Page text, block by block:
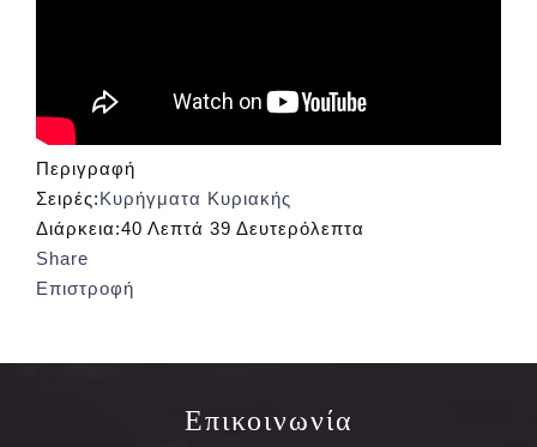
Περιγραφή
Σειρές:Κυρήγματα Κυριακής
Διάρκεια:40 Λεπτά 39 Δευτερόλεπτα
Share
Επιστροφή
Επικοινωνία